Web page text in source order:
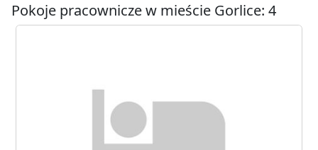
Pokoje pracownicze w mieście Gorlice: 4